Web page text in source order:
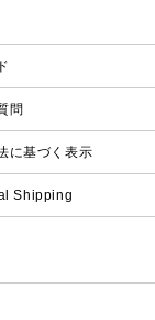
問
に基づく表示
Shipping